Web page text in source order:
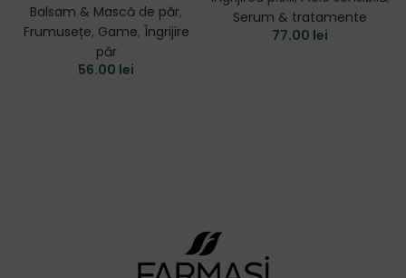
Balsam & Mască de păr,
Frumusețe, Game, Îngrijire
păr
56.00 lei
Serum & tratamente
77.00 lei